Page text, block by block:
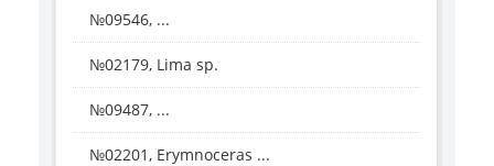
№09546, ...
№02179, Lima sp.
№09487, ...
№02201, Erymnoceras ...